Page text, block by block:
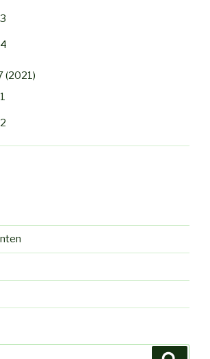
(2021)